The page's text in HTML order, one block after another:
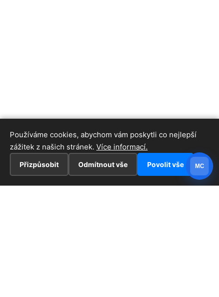
Používáme cookies, abychom vám poskytli co nejlepší
zážitek z našich stránek. Více informací.
Přizpůsobit Odmítnout vše Povolit vše MC